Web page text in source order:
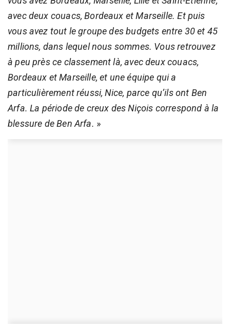
avec deux couacs, Bordeaux et Marseille. Et puis
vous avez tout le groupe des budgets entre 30 et 45
millions, dans lequel nous sommes. Vous retrouvez
à peu près ce classement là, avec deux couacs,
Bordeaux et Marseille, et une équipe qui a
particulièrement réussi, Nice, parce qu’ils ont Ben
Arfa. La période de creux des Niçois correspond à la
blessure de Ben Arfa. »